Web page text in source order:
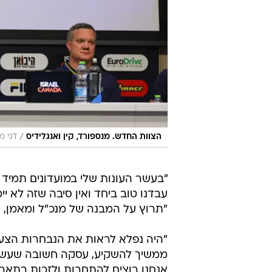
הצוות החדש. מנספורד, קין ואנגלידיס / דני